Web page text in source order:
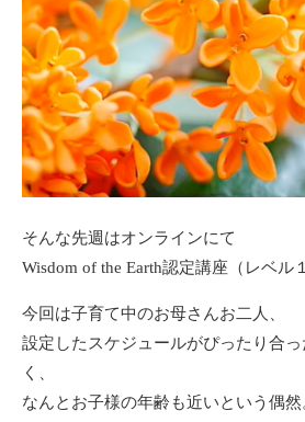
そんな先週はオンラインにて
Wisdom of the Earth認定講座（レベル
今回は子育て中のお母さんお二人、
設定したスケジュールがぴったり合
く、
なんとお子様の年齢も近いという偶然